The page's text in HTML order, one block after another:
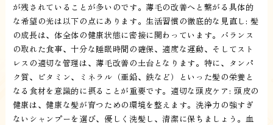
が残されていることが多いのです。薄毛の改善へと繋がる具体的
な希望の光は以下の点にあります。生活習慣の徹底的な見直し: 髪
の成長は、体全体の健康状態に密接に関わっています。バランス
の取れた食事、十分な睡眠時間の確保、適度な運動、そしてスト
レスの適切な管理は、薄毛改善の土台となります。特に、タンパ
ク質、ビタミン、ミネラル（亜鉛、鉄など）といった髪の栄養と
なる食材を意識的に摂ることが重要です。適切な頭皮ケア: 頭皮の
健康は、健康な髪が育つための環境を整えます。洗浄力の強すぎ
ないシャンプーを選び、優しく洗髪し、清潔に保ちましょう。血